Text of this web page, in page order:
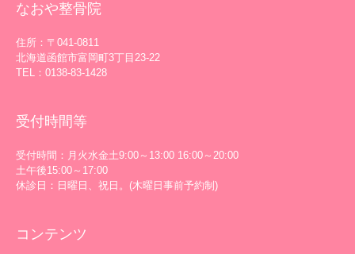
なおや整骨院
住所：〒041-0811
北海道函館市富岡町3丁目23-22
TEL：0138-83-1428
受付時間等
受付時間：月火水金土9:00～13:00 16:00～20:00
土午後15:00～17:00
休診日：日曜日、祝日。(木曜日事前予約制)
コンテンツ